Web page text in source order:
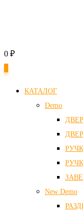
0 ₽
КАТАЛОГ
Demo
New Demo